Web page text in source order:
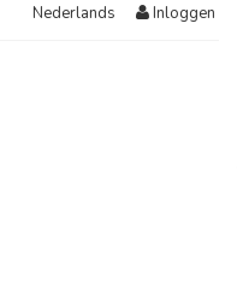
Nederlands Inloggen